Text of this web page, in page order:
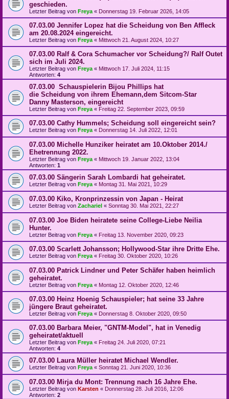
geschieden.
Letzter Beitrag von Freya « Donnerstag 19. Februar 2026, 14:05
07.03.00 Jennifer Lopez hat die Scheidung von Ben Affleck
am 20.08.2024 eingereicht.
Letzter Beitrag von Freya « Mittwoch 21. August 2024, 10:27
07.03.00 Ralf & Cora Schumacher vor Scheidung?/ Ralf Outet
sich im Juli 2024.
Letzter Beitrag von Freya « Mittwoch 17. Juli 2024, 11:15
Antworten: 4
07.03.00 Schauspielerin Bijou Phillips hat
die Scheidung von ihrem Ehemann,dem Sitcom-Star
Danny Masterson, eingereicht
Letzter Beitrag von Freya « Freitag 22. September 2023, 09:59
07.03.00 Cathy Hummels; Scheidung soll eingereicht sein?
Letzter Beitrag von Freya « Donnerstag 14. Juli 2022, 12:01
07.03.00 Michelle Hunziker heiratet am 10.Oktober 2014./
Ehetrennung 2022.
Letzter Beitrag von Freya « Mittwoch 19. Januar 2022, 13:04
Antworten: 1
07.03.00 Sängerin Sarah Lombardi hat geheiratet.
Letzter Beitrag von Freya « Montag 31. Mai 2021, 10:29
07.03.00 Kiko, Kronprinzessin von Japan - Heirat
Letzter Beitrag von Zachariel « Sonntag 30. Mai 2021, 22:27
07.03.00 Joe Biden heiratete seine College-Liebe Neilia
Hunter.
Letzter Beitrag von Freya « Freitag 13. November 2020, 09:23
07.03.00 Scarlett Johansson; Hollywood-Star ihre Dritte Ehe.
Letzter Beitrag von Freya « Freitag 30. Oktober 2020, 10:26
07.03.00 Patrick Lindner und Peter Schäfer haben heimlich
geheiratet.
Letzter Beitrag von Freya « Montag 12. Oktober 2020, 12:46
07.03.00 Heinz Hoenig Schauspieler; hat seine 33 Jahre
jüngere Braut geheiratet.
Letzter Beitrag von Freya « Donnerstag 8. Oktober 2020, 09:50
07.03.00 Barbara Meier, "GNTM-Model", hat in Venedig
geheiratet/aktuell
Letzter Beitrag von Freya « Freitag 24. Juli 2020, 07:21
Antworten: 4
07.03.00 Laura Müller heiratet Michael Wendler.
Letzter Beitrag von Freya « Sonntag 21. Juni 2020, 10:36
07.03.00 Mirja du Mont: Trennung nach 16 Jahre Ehe.
Letzter Beitrag von Karsten « Donnerstag 28. Juli 2016, 12:06
Antworten: 2